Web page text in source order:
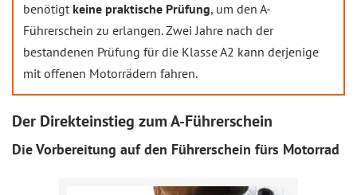
benötigt keine praktische Prüfung, um den A-
Führerschein zu erlangen. Zwei Jahre nach der
bestandenen Prüfung für die Klasse A2 kann derjenige
mit offenen Motorrädern fahren.
Der Direkteinstieg zum A-Führerschein
Die Vorbereitung auf den Führerschein fürs Motorrad